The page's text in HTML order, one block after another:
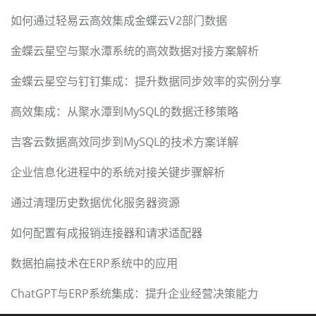
如何通过轻易云高效集成金蝶云V2部门数据
金蝶云星空与聚水潭系统的高效数据对接方案解析
金蝶云星空与钉钉集成：提升数据同步效率的实例分享
高效集成：从聚水潭到MySQL的数据迁移策略
吉客云数据高效同步到MySQL的技术方案详解
企业信息化进程中的系统对接关键步骤解析
通过清理历史数据优化服务器资源
如何配置有成报销连接器和请求适配器
数据拍扁技术在ERP系统中的应用
ChatGPT与ERP系统集成：提升企业经营决策能力